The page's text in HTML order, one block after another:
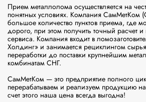
Прием металлолома осуществляется на
понятных условиях. Компания СамМетКом
большое количество пунктов приема, где
дорого, при этом получить точный расчет
сервиса. Компания входит в
Холдинг» и занимается рециклингом
переработки до поставки крупнейшим
комбинатам СНГ.
СамМетКом — это предприятие полного
перерабатываем и реализуем продукцию
счет этого наша цена всегда выгодна!